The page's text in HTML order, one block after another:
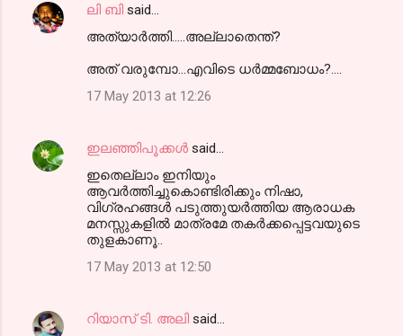
C
n
t
ലി ബി said…
അത്യാര്‍ത്തി.....അല്ലാതെന്ത്?
അത് വരുമ്പോ...എവിടെ ധര്‍മ്മബോധം?....
17 May 2013 at 12:26
ഇലഞ്ഞിപൂക്കള്‍ said…
ഇതെല്ലാം ഇനിയും
ആവര്‍ത്തിച്ചുകൊണ്ടിരിക്കും നിഷാ,
വിഗ്രഹങ്ങള്‍ പടുത്തുയര്‍ത്തിയ ആരാധക
മനസ്സുകളില്‍ മാത്രമേ തകര്‍ക്കപ്പെട്ടവയുടെ
തുളകാണൂ..
17 May 2013 at 12:50
റിയാസ് ടി. അലി said…